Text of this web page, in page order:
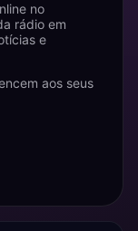
no
rádio em
e
aos seus